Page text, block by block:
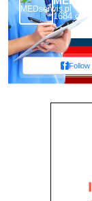
1684
Follow